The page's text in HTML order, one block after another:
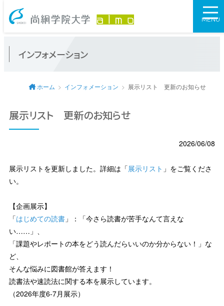
尚絅学院大MENU
インフォメーション
ホーム インフォメーション 展示リスト 更新のお知らせ
展示リスト 更新のお知らせ
2026/06/08
展示リストを更新しました。詳細は「展示リスト 」をご覧くださ
い。
【企画展示】
「はじめての読書 」：「今さら読書が苦手なんて言えな
い……」、
「課題やレポートの本をどう読んだらいいのか分からない！」な
ど、
そんな悩みに図書館が答えます！
読書法や速読法に関する本を展示しています。
（2026年度6-7月展示）